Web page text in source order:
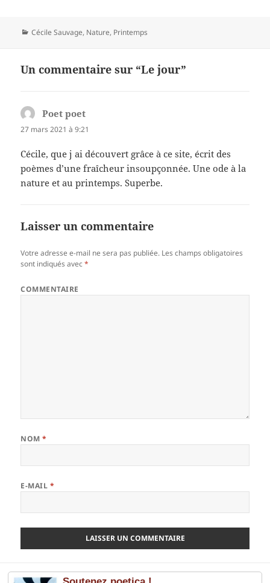
Catégories
Cécile Sauvage, Nature, Printemps
Un commentaire sur “Le jour”
Poet poet
27 mars 2021 à 9:21
Cécile, que j ai découvert grâce à ce site, écrit des
poèmes d’une fraîcheur insoupçonnée. Une ode à la
nature et au printemps. Superbe.
Laisser un commentaire
Votre adresse e-mail ne sera pas publiée. Les champs obligatoires
sont indiqués avec*
COMMENTAIRE
NOM*
E-MAIL *